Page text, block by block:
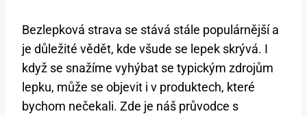
Bezlepková strava se stává stále populárnější a
je důležité vědět, kde všude se lepek skrývá. I
když se snažíme vyhýbat se typickým zdrojům
lepku, může se objevit i v produktech, které
bychom nečekali. Zde je náš průvodce s